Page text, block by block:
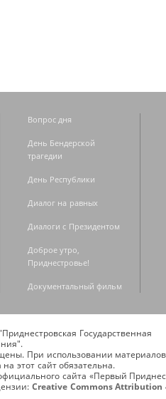
Вопрос дня
День Бендерской
трагедии
День Республики
Диалог на равных
Диалоги с Президентом
Доброе утро,
Приднестровье!
Документальный фильм
Государственная
При использовании
этот сайт обязательна.
сайта «Первый
Creative Commons Attribution